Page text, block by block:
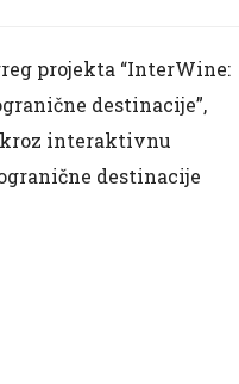
projekta “InterWine:
destinacije”,
kroz interaktivnu
destinacije